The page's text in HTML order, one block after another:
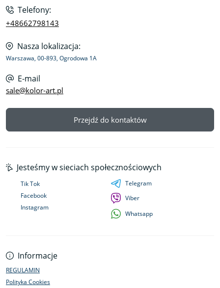
Telefony:
+48662798143
Nasza lokalizacja:
Warszawa, 00-893, Ogrodowa 1A
E-mail
sale@kolor-art.pl
Przejdź do kontaktów
Informacje
REGULAMIN
Polityka Cookies
Jesteśmy w sieciach społecznościowych
Tik Tok
Facebook
Instagram
Telegram
Viber
Whatsapp